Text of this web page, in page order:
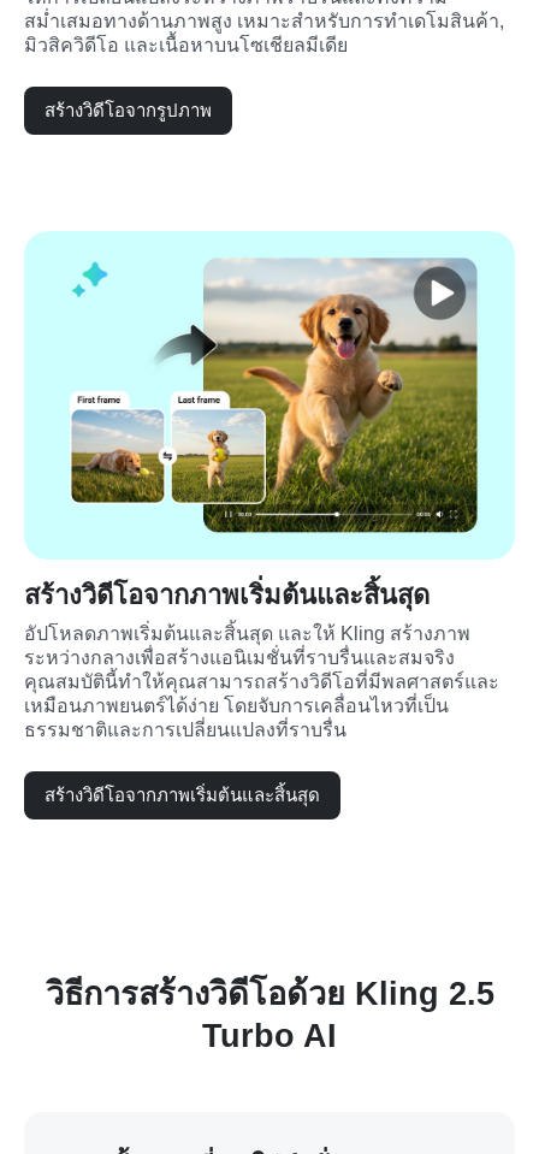
สม่ำเสมอทางด้านภาพสูง เหมาะสำหรับการทำเดโมสินค้า,
มิวสิควิดีโอ และเนื้อหาบนโซเชียลมีเดีย
สร้างวิดีโอจากรูปภาพ
สร้างวิดีโอจากภาพเริ่มต้นและสิ้นสุด
อัปโหลดภาพเริ่มต้นและสิ้นสุด และให้ Kling สร้างภาพ
ระหว่างกลางเพื่อสร้างแอนิเมชั่นที่ราบรื่นและสมจริง
คุณสมบัตินี้ทำให้คุณสามารถสร้างวิดีโอที่มีพลศาสตร์และ
เหมือนภาพยนตร์ได้ง่าย โดยจับการเคลื่อนไหวที่เป็น
ธรรมชาติและการเปลี่ยนแปลงที่ราบรื่น
สร้างวิดีโอจากภาพเริ่มต้นและสิ้นสุด
วิธีการสร้างวิดีโอด้วย Kling 2.5
Turbo AI